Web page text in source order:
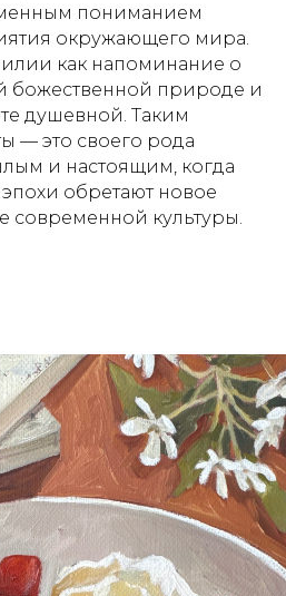
пониманием
окружающего мира.
как напоминание о
божественной природе и
душевной. Таким
— это своего рода
и настоящим, когда
обретают новое
современной культуры.